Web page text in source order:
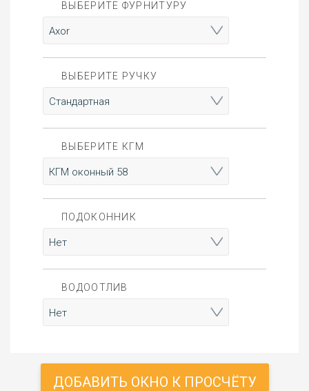
ВЫБЕРИТЕ ФУРНИТУРУ
ВЫБЕРИТЕ РУЧКУ
ВЫБЕРИТЕ КГМ
ПОДОКОННИК
ВОДООТЛИВ
ДОБАВИТЬ ОКНО К ПРОСЧЁТУ